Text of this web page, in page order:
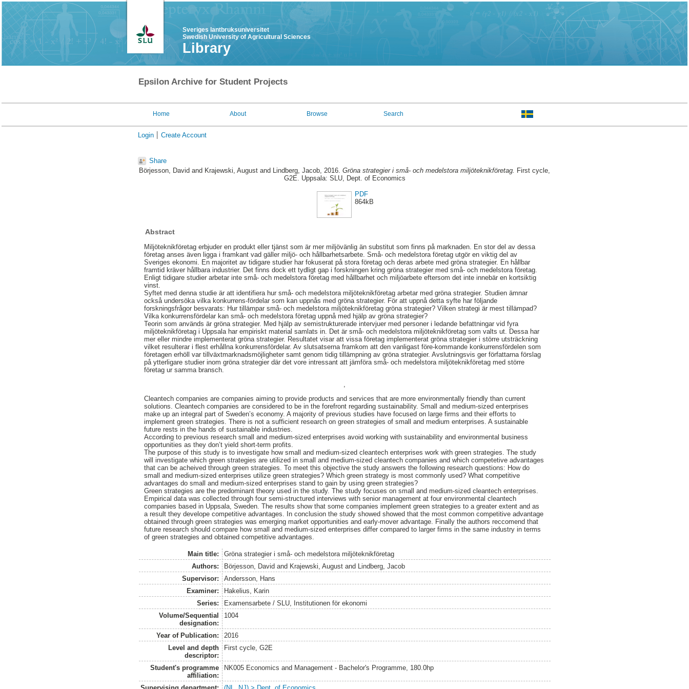
Sveriges lantbruksuniversitet
Swedish University of Agricultural Sciences
Library
Epsilon Archive for Student Projects
Home About Browse Search
Login Create Account
Share
Börjesson, David and Krajewski, August and Lindberg, Jacob, 2016. Gröna strategier i små- och medelstora miljöteknikföretag. First cycle,
G2E. Uppsala: SLU, Dept. of Economics
PDF
864kB
Abstract
Miljöteknikföretag erbjuder en produkt eller tjänst som är mer miljövänlig än substitut som finns på marknaden. En stor del av dessa
företag anses även ligga i framkant vad gäller miljö- och hållbarhetsarbete. Små- och medelstora företag utgör en viktig del av
Sveriges ekonomi. En majoritet av tidigare studier har fokuserat på stora företag och deras arbete med gröna strategier. En hållbar
framtid kräver hållbara industrier. Det finns dock ett tydligt gap i forskningen kring gröna strategier med små- och medelstora företag.
Enligt tidigare studier arbetar inte små- och medelstora företag med hållbarhet och miljöarbete eftersom det inte innebär en kortsiktig
vinst.
Syftet med denna studie är att identifiera hur små- och medelstora miljöteknikföretag arbetar med gröna strategier. Studien ämnar
också undersöka vilka konkurrens-fördelar som kan uppnås med gröna strategier. För att uppnå detta syfte har följande
forskningsfrågor besvarats: Hur tillämpar små- och medelstora miljöteknikföretag gröna strategier? Vilken strategi är mest tillämpad?
Vilka konkurrensfördelar kan små- och medelstora företag uppnå med hjälp av gröna strategier?
Teorin som används är gröna strategier. Med hjälp av semistrukturerade intervjuer med personer i ledande befattningar vid fyra
miljöteknikföretag i Uppsala har empiriskt material samlats in. Det är små- och medelstora miljöteknikföretag som valts ut. Dessa har
mer eller mindre implementerat gröna strategier. Resultatet visar att vissa företag implementerat gröna strategier i större utsträckning
vilket resulterar i flest erhållna konkurrensfördelar. Av slutsatserna framkom att den vanligast före-kommande konkurrensfördelen som
företagen erhöll var tillväxtmarknadsmöjligheter samt genom tidig tillämpning av gröna strategier. Avslutningsvis ger författarna förslag
på ytterligare studier inom gröna strategier där det vore intressant att jämföra små- och medelstora miljöteknikföretag med större
företag ur samma bransch.
Cleantech companies are companies aiming to provide products and services that are more environmentally friendly than current
solutions. Cleantech companies are considered to be in the forefront regarding sustainability. Small and medium-sized enterprises
make up an integral part of Sweden’s economy. A majority of previous studies have focused on large firms and their efforts to
implement green strategies. There is not a sufficient research on green strategies of small and medium enterprises. A sustainable
future rests in the hands of sustainable industries.
According to previous research small and medium-sized enterprises avoid working with sustainability and environmental business
opportunities as they don’t yield short-term profits.
The purpose of this study is to investigate how small and medium-sized cleantech enterprises work with green strategies. The study
will investigate which green strategies are utilized in small and medium-sized cleantech companies and which competetive advantages
that can be acheived through green strategies. To meet this objective the study answers the following research questions: How do
small and medium-sized enterprises utilize green strategies? Which green strategy is most commonly used? What competitive
advantages do small and medium-sized enterprises stand to gain by using green strategies?
Green strategies are the predominant theory used in the study. The study focuses on small and medium-sized cleantech enterprises.
Empirical data was collected through four semi-structured interviews with senior management at four environmental cleantech
companies based in Uppsala, Sweden. The results show that some companies implement green strategies to a greater extent and as
a result they develope competitive advantages. In conclusion the study showed showed that the most common competitive advantage
obtained through green strategies was emerging market opportunities and early-mover advantage. Finally the authors reccomend that
future research should compare how small and medium-sized enterprises differ compared to larger firms in the same industry in terms
of green strategies and obtained competitive advantages.
Main title:
Gröna strategier i små- och medelstora miljöteknikföretag
Authors:
Börjesson, Davidand Krajewski, Augustand Lindberg, Jacob
Supervisor:
Andersson, Hans
Examiner:
Hakelius, Karin
Series:
Examensarbete / SLU, Institutionen för ekonomi
Volume/Sequential
designation:
1004
Year of Publication:
2016
Level and depth
descriptor:
First cycle, G2E
Student's programme
affiliation:
NK005 Economics and Management - Bachelor's Programme, 180.0hp